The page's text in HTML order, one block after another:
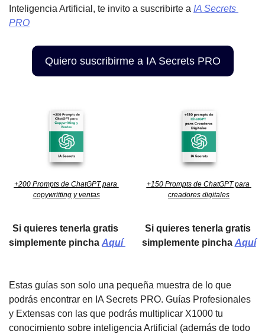
Inteligencia Artificial, te invito a suscribirte a IA Secrets
PRO
Quiero suscribirme a IA Secrets PRO
+200 Prompts de ChatGPT para
copywritting y ventas
Si quieres tenerla gratis
simplemente pincha
Aquí
+150 Prompts de ChatGPT para
creadores digitales
Si quieres tenerla gratis
simplemente pincha Aquí
Estas guías son solo una pequeña muestra de lo que
podrás encontrar en IA Secrets PRO. Guías Profesionales
y Extensas con las que podrás multiplicar X1000 tu
conocimiento sobre inteligencia Artificial (además de todo